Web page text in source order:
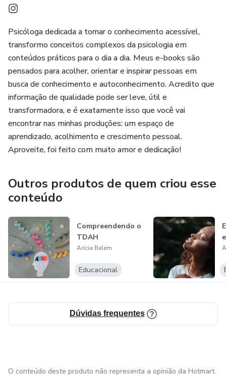
Psicóloga dedicada a tornar o conhecimento acessível,
transformo conceitos complexos da psicologia em
conteúdos práticos para o dia a dia. Meus e-books são
pensados para acolher, orientar e inspirar pessoas em
busca de conhecimento e autoconhecimento. Acredito que
informação de qualidade pode ser leve, útil e
transformadora, e é exatamente isso que você vai
encontrar nas minhas produções: um espaço de
aprendizado, acolhimento e crescimento pessoal.
Aproveite, foi feito com muito amor e dedicação!
Outros produtos de quem criou esse
conteúdo
Compreendendo o
TDAH
Arícia Belém
Educacional
Dúvidas frequentes
O conteúdo deste produto não representa a opinião da Hotmart.